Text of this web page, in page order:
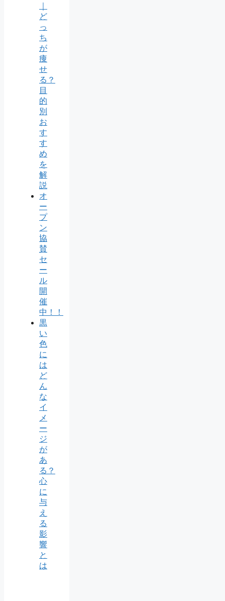
ど
っ
ち
が
痩
せ
る？
目
的
別
お
す
す
め
を
解
説
オ
ー
プ
ン
協
賛
セ
ー
ル
開
催
中！！
黒
い
色
に
は
ど
ん
な
イ
メ
ー
ジ
が
あ
る？
心
に
与
え
る
影
響
と
は